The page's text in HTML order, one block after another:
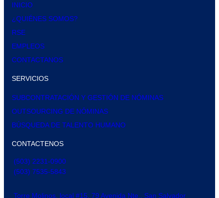
INICIO
¿QUIÉNES SOMOS?
RSE
EMPLEOS
CONTACTANOS
SERVICIOS
SUBCONTRATACIÓN Y GESTIÓN DE NÓMINAS
OUTSOURCING DE NÓMINAS
BÚSQUEDA DE TALENTO HUMANO
CONTACTENOS
(503) 2231-0900
(503) 7535-5843
Torre Molinos, local #15, 79 Avenida Nte., San Salvador